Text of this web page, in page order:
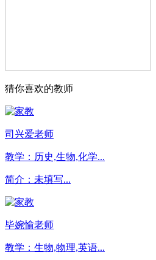
猜你喜欢的教师
司兴爱老师
教学： 历史,生物,化学...
简介： 未填写...
毕婉愉老师
教学： 生物,物理,英语...